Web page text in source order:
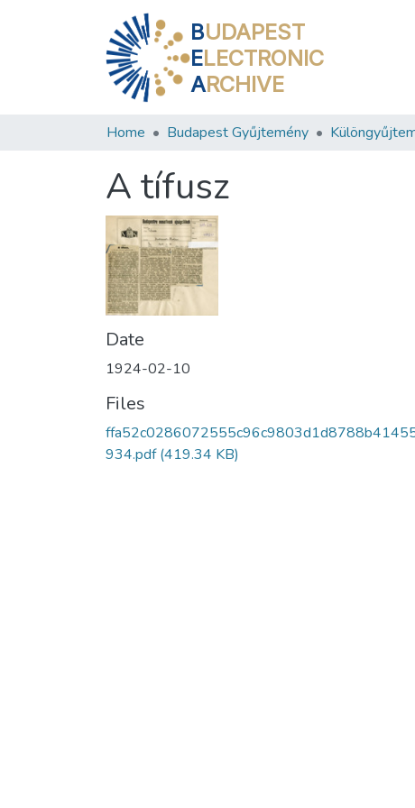
BUDAPEST
ELECTRONIC
ARCHIVE
Home Budapest Gyűjtemény
A tífusz
Date
1924-02-10
Files
934.pdf(419.34 KB)